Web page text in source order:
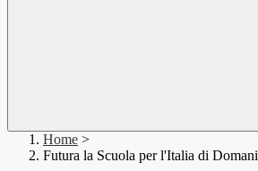
Home >
Futura la Scuola per l'Italia di Domani